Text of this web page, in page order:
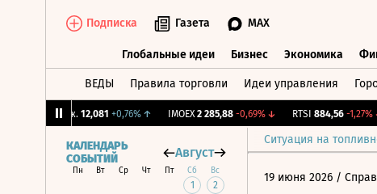
Подписка Газета MAX
Глобальные идеи Бизнес Экономика
ВЕДЫ Правила торговли Идеи управления
12,081 +0,76%↑ IMOEX 2 285,88 -0,69%↓ RTSI 884,56 -1,27%↓
Ситуация на
КАЛЕНДАРЬ
СОБЫТИЙ
Август
Пн Вт Ср Чт Пт Сб Вс
1 2
19 июня 2026 /